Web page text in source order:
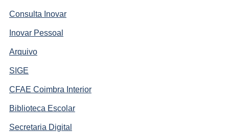
Consulta Inovar
Inovar Pessoal
Arquivo
SIGE
CFAE Coimbra Interior
Biblioteca Escolar
Secretaria Digital